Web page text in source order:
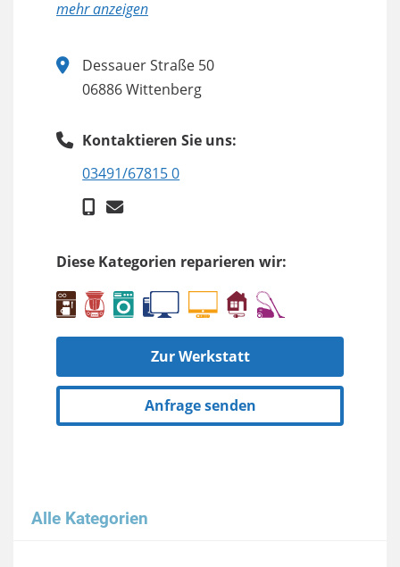
anzeigen
Dessauer Straße 50
06886 Wittenberg
Kontaktieren Sie uns:
03491/67815 0
Diese Kategorien reparieren wir:
Zur Werkstatt
Anfrage senden
Alle Kategorien